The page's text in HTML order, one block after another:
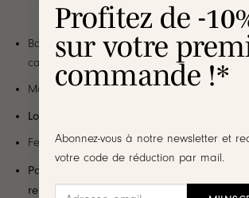
Profitez de -
sur votre
commande !*
Abonnez-vous à notre newsletter et
votre code de réduction par mail.
Boucles d’oreilles pendantes en plaqué or 3
carats, serties de petits oxydes de zirconium
Motif 2 ovales ajourés entrelacés
Longueur
Fermoir papillon
Par mesure d’hygiène, les boucles
reprises, ni échangées